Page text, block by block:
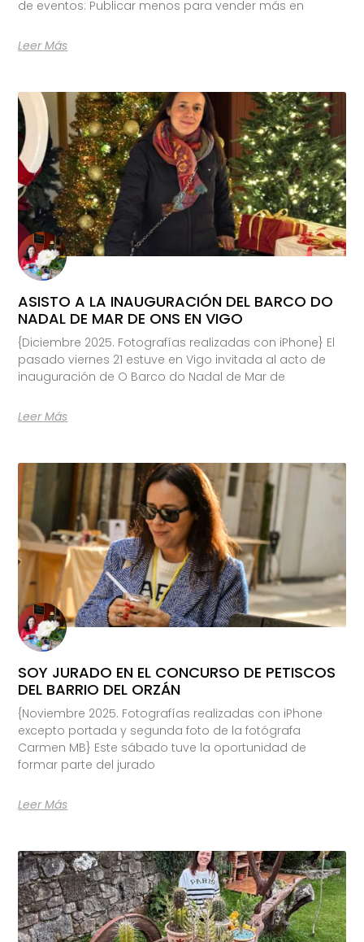
de eventos: Publicar menos para vender más en
Leer Más
ASISTO A LA INAUGURACIÓN DEL BARCO DO
NADAL DE MAR DE ONS EN VIGO
{Diciembre 2025. Fotografías realizadas con iPhone} El
pasado viernes 21 estuve en Vigo invitada al acto de
inauguración de O Barco do Nadal de Mar de
Leer Más
SOY JURADO EN EL CONCURSO DE PETISCOS
DEL BARRIO DEL ORZÁN
{Noviembre 2025. Fotografías realizadas con iPhone
excepto portada y segunda foto de la fotógrafa
Carmen MB} Este sábado tuve la oportunidad de
formar parte del jurado
Leer Más